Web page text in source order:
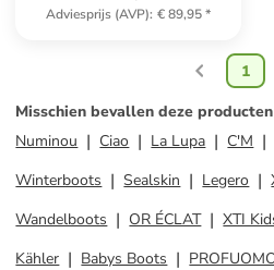
Adviesprijs (AVP): € 89,95*
1
Misschien bevallen deze
Numinou
Ciao La Lupa C'M
Winterboots
Sealskin Legero
Wandelboots
OR ÉCLAT XTI
Kähler
Babys Boots